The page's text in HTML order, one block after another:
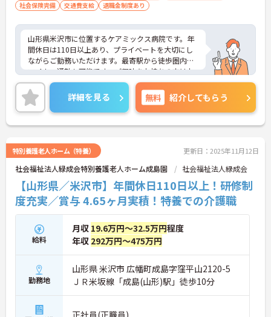
社会保険完備
交通費支給 退職金制度あり
山形県米沢市に位置するケアミックス病院です。年
間休日は110日以上あり、プライベートを大切にし
ながらご勤務いただけます。最寄駅から徒歩圏内！
マイカー通勤も可能です。ご興味をお持ちの方はお
気軽にお問い合わせください。
詳細を見る 無料 紹介してもらう
特別養護老人ホーム（特養） 更新日：2025年11月12日
社会福祉法人緑成会特別養護老人ホーム成島園 社会福祉法人緑成会
【山形県／米沢市】年間休日110日以上！研修制
度充実／賞与 4.65ヶ月実積！特養での介護職
給料
月収 19.6万円～32.5万円程度
年収 292万円～475万円
勤務地
山形県 米沢市 広幡町成島字窪平山2120-5
ＪＲ米坂線「成島(山形)駅」徒歩10分